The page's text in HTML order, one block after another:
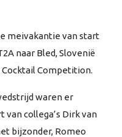
meivakantie van start
naar Bled, Slovenië
Cocktail Competition.
waren er
collega’s Dirk van
bijzonder, Romeo